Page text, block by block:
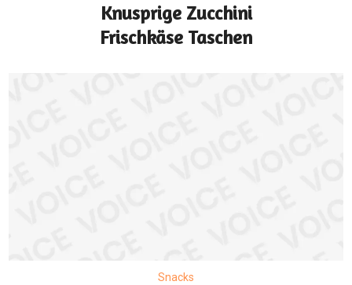
Knusprige Zucchini
Frischkäse Taschen
Snacks